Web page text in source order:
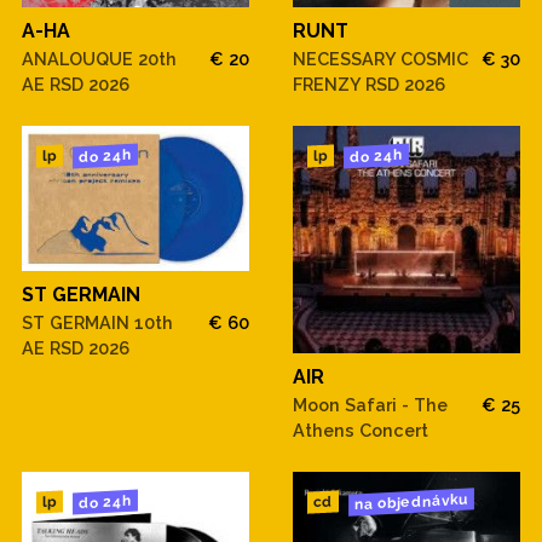
A-HA
ANALOUQUE 20th
AE RSD 2026
€ 20
RUNT
NECESSARY COSMIC
FRENZY RSD 2026
€ 30
lp do 24h
ST GERMAIN
ST GERMAIN 10th
AE RSD 2026
€ 60
lp do 24h
AIR
Moon Safari - The
Athens Concert
€ 25
lp do 24h cd na objednávku